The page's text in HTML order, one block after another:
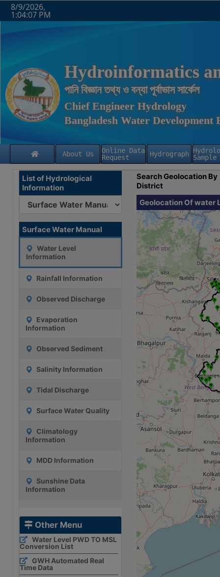
8/9/2026,
1:04:07 PM
Hydroinformatics
পানি বিজ্ঞান তথ্য ও বন্যা পূর্বাভাস সার্কেল
Chief Engineer Hydrology
Bangladesh Water Development
About Us
Online Data
Request
Hydrograph
List of Hydrological
Information
Surface Water Manual
Water Level
Information
Rainfall Information
Observed Discharge
Evaporation
Information
Observed Sediment
Salinity Information
Tidal Discharge
Surface Water Quality
Climatology
Information
MDD Information
Sunshine Data
Information
Other Menu
Water Level PWD TO MSL
Conversion List
GWH Automated Real
Time Data
Search Geolocation By
District
Geolocation Of water